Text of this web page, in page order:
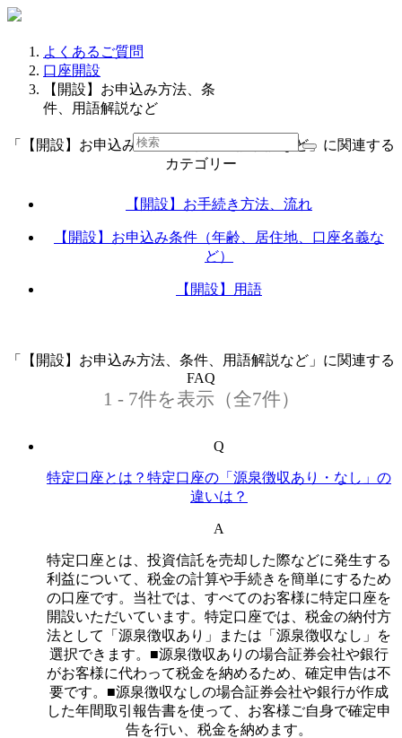
よくあるご質問
口座開設
【開設】お申込み方法、条
件、用語解説など
「【開設】お申込み方法、条件、用語解説など」に関連する
カテゴリー
【開設】お手続き方法、流れ
【開設】お申込み条件（年齢、居住地、口座名義な
ど）
【開設】用語
「【開設】お申込み方法、条件、用語解説など」に関連する
FAQ
1 - 7件を表示（全7件）
Q
特定口座とは？特定口座の「源泉徴収あり・なし」の
違いは？
A
特定口座とは、投資信託を売却した際などに発生する
利益について、税金の計算や手続きを簡単にするため
の口座です。当社では、すべてのお客様に特定口座を
開設いただいています。特定口座では、税金の納付方
法として「源泉徴収あり」または「源泉徴収なし」を
選択できます。■源泉徴収ありの場合証券会社や銀行
がお客様に代わって税金を納めるため、確定申告は不
要です。■源泉徴収なしの場合証券会社や銀行が作成
した年間取引報告書を使って、お客様ご自身で確定申
告を行い、税金を納めます。